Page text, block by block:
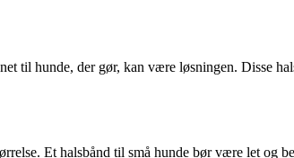
til hunde, der gør, kan være løsningen. Disse
Et halsbånd til små hunde bør være let og